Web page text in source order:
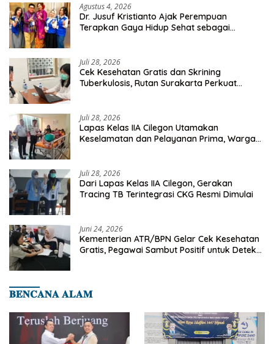
Agustus 4, 2026
Dr. Jusuf Kristianto Ajak Perempuan
Terapkan Gaya Hidup Sehat sebagai
Juli 28, 2026
Cek Kesehatan Gratis dan Skrining
Tuberkulosis, Rutan Surakarta Perkuat
Juli 28, 2026
Lapas Kelas IIA Cilegon Utamakan
Keselamatan dan Pelayanan Prima, Warga
Juli 28, 2026
Dari Lapas Kelas IIA Cilegon, Gerakan
Tracing TB Terintegrasi CKG Resmi Dimulai
Juni 24, 2026
Kementerian ATR/BPN Gelar Cek Kesehatan
Gratis, Pegawai Sambut Positif untuk Deteksi
𝐁𝐄𝐍𝐂𝐀𝐍𝐀 𝐀𝐋𝐀𝐌